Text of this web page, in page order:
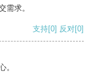
需求。
支持[0] 反对[0]
。